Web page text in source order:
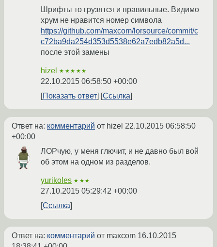
Шрифты то грузятся и правильные. Видимо
хрум не нравится номер символа
https://github.com/maxcom/lorsource/commit/c
c72ba9da254d353d5538e62a7edb82a5d...
после этой замены
hizel ★★★★★
22.10.2015 06:58:50 +00:00
Показать ответ
Ссылка
Ответ на: комментарий от hizel 22.10.2015 06:58:50
+00:00
ЛОРчую, у меня глючит, и не давно был вой
об этом на одном из разделов.
yurikoles ★★★
27.10.2015 05:29:42 +00:00
Ссылка
Ответ на: комментарий от maxcom 16.10.2015